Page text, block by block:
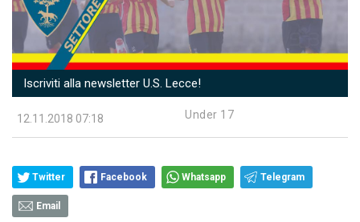
Iscriviti alla newsletter U.S. Lecce!
12.11.2018 07:18 Under 17
Twitter Facebook Whatsapp Telegram
Email